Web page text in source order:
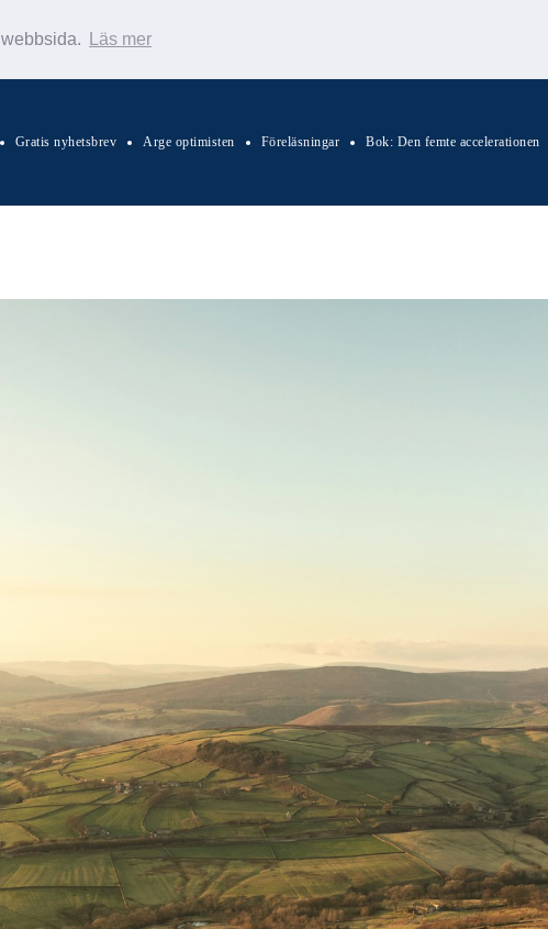
Läs mer
Gratis nyhetsbrev Arge optimisten Föreläsningar Bok: Den femte accelerationen